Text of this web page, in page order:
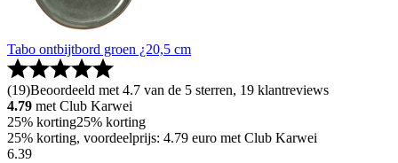
Tabo ontbijtbord groen ¿20,5 cm
(19)Beoordeeld met 4.7 van de 5 sterren, 19 klantreviews
4.79 met Club Karwei
25% korting25% korting
25% korting, voordeelprijs: 4.79 euro met Club Karwei
6.39